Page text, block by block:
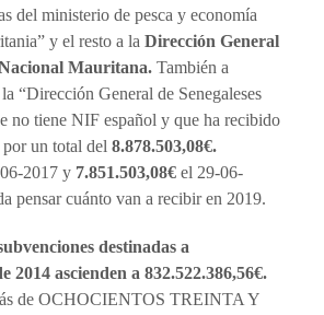
del ministerio de pesca y economía
y el resto a la Dirección General
Mauritana. También a
“Dirección General de Senegaleses
no tiene NIF español y que ha recibido
un total del 8.878.503,08€.
2017 y 7.851.503,08€ el 29-06-
pensar cuánto van a recibir en 2019.
destinadas a
2014 ascienden a 832.522.386,56€.
de OCHOCIENTOS TREINTA Y